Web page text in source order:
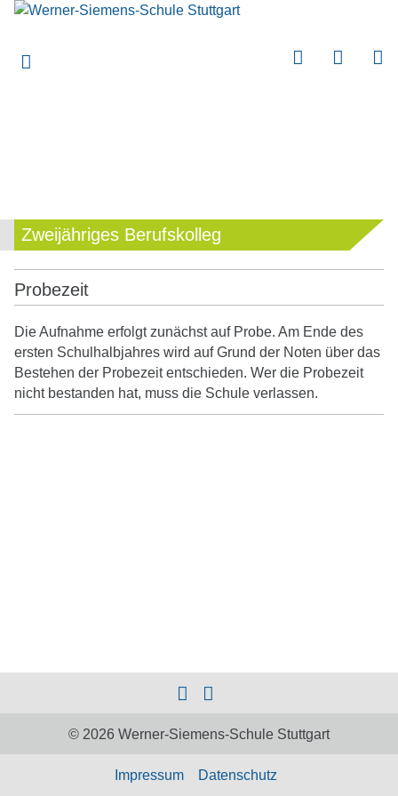
Zweijähriges Berufskolleg
Probezeit
Die Aufnahme erfolgt zunächst auf Probe. Am Ende des
ersten Schulhalbjahres wird auf Grund der Noten über das
Bestehen der Probezeit entschieden. Wer die Probezeit
nicht bestanden hat, muss die Schule verlassen.
© 2026 Werner-Siemens-Schule Stuttgart
Impressum Datenschutz